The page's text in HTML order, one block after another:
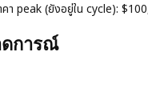
คา peak (ยังอยู่ใน cycle):
ดการณ์